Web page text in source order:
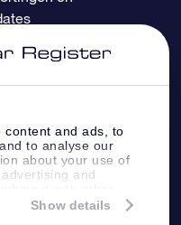
content and ads, to
to analyse our
about your use of
and
to them or that
Show details